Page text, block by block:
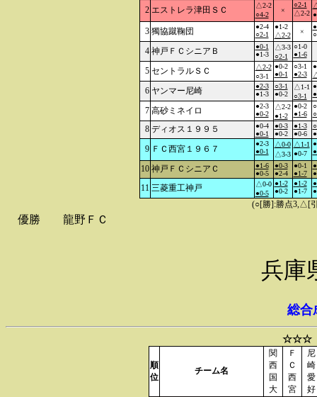
2 エストレラ津田ＳＣ
△2-2
○4-2
×
○2-1
△2-2
3 獨協蹴鞠団
●2-4
○2-1
●1-2
△2-2
×
4 神戸ＦＣシニアＢ
●0-1
●1-3
△3-3
○2-1
○1-0
●1-6
5 セントラルＳＣ
△2-2
○3-1
●0-2
●0-1
○3-1
●2-3
6 ヤンマー尼崎
●2-3
●1-3
○3-1
●0-2
△1-1
○3-1
7 高砂ミネイロ
●2-3
●0-2
△2-2
●1-2
●0-2
●1-6
8 ディオス１９９５
●0-4
●0-1
●0-3
●0-2
●1-3
●0-6
9 ＦＣ西宮１９６７
●2-3
●0-1
△0-0
△3-3
△1-1
●0-7
10 神戸ＦＣシニアＣ
●1-6
●0-5
●0-3
●2-4
●0-1
●1-7
11 三菱重工神戸
△0-0
●0-5
●1-2
●0-2
●1-2
●1-7
(○[勝]:勝点3,△[
優勝 龍野ＦＣ
兵庫
総合
☆☆☆
順
位
チーム名
関
西
国
大
Ｆ
Ｃ
西
宮
尼
崎
愛
好